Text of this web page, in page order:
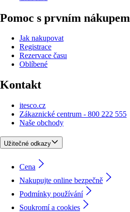
Pomoc s prvním nákupem
Jak nakupovat
Registrace
Rezervace času
Oblíbené
Kontakt
itesco.cz
Zákaznické centrum - 800 222 555
Naše obchody
Užitečné odkazy
Cena
Nakupujte online bezpečně
Podmínky používání
Soukromí a cookies